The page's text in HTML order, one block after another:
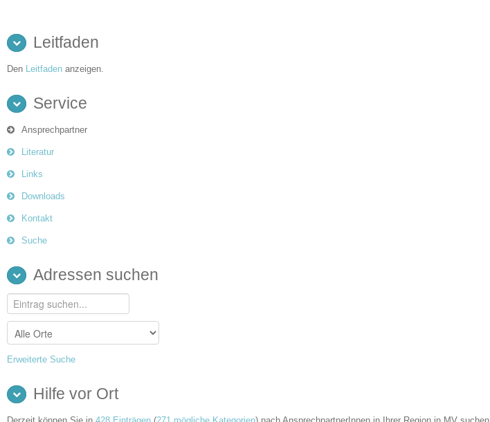
Leitfaden
Den Leitfaden anzeigen.
Service
Ansprechpartner
Literatur
Links
Downloads
Kontakt
Suche
Adressen suchen
Erweiterte Suche
Hilfe vor Ort